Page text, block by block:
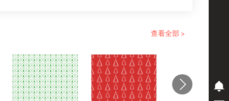
查看全部 >